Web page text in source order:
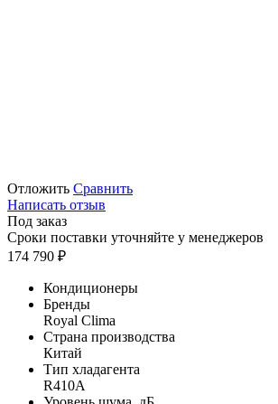
Отложить Сравнить
Написать отзыв
Под заказ
Сроки поставки уточняйте у менеджеров
174 790 ₽
Кондиционеры
Бренды
Royal Clima
Страна производства
Китай
Тип хладагента
R410A